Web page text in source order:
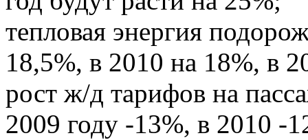
тепловая энергия
18,5%, в 2010 на 18%, в
рост ж/д тарифов на
2009 году -13%, в 2010 -